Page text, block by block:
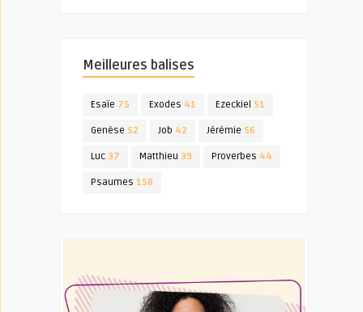
Meilleures balises
Esaïe 75 Exodes 41 Ezeckiel 51
Genèse 52 Job 42 Jérémie 56
Luc 37 Matthieu 39 Proverbes 44
Psaumes 158